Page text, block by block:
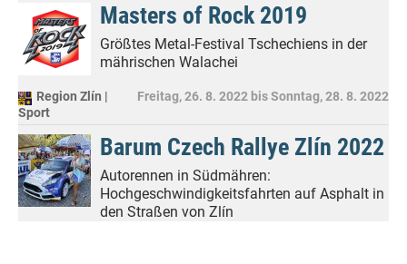
Masters of Rock 2019
Größtes Metal-Festival Tschechiens in der
mährischen Walachei
Freitag, 26. 8. 2022 bisSonntag, 28. 8. 2022
Region Zlín |
Sport
Barum Czech Rallye Zlín 2022
Autorennen in Südmähren:
Hochgeschwindigkeitsfahrten auf Asphalt in
den Straßen von Zlín